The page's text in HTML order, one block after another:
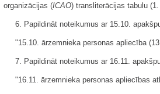
organizācijas (ICAO) transliterācijas tabulu
6. Papildināt noteikumus ar 15.10.
"15.10. ārzemnieka personas apliecība
7. Papildināt noteikumus ar 16.11.
"16.11. ārzemnieka personas apliecības